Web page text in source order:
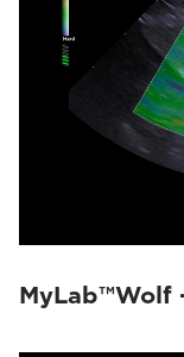
MyLab™Wolf